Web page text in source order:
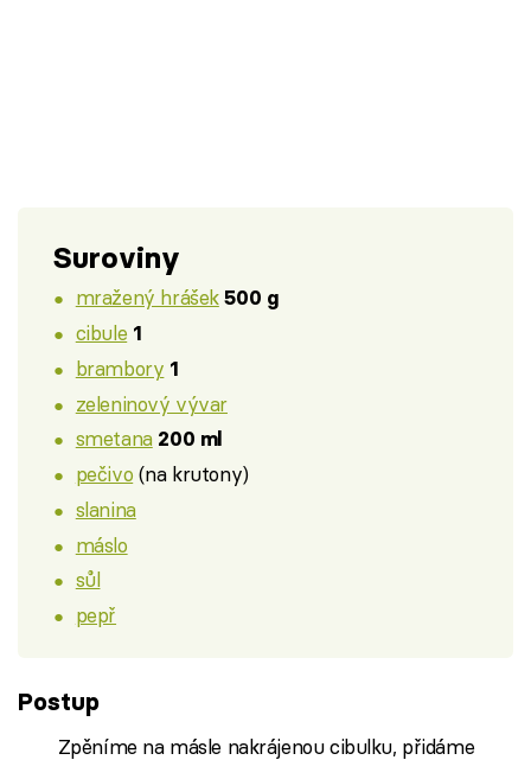
Suroviny
mražený hrášek 500 g
cibule 1
brambory 1
zeleninový vývar
smetana 200 ml
pečivo (na krutony)
slanina
máslo
sůl
pepř
Postup
Zpěníme na másle nakrájenou cibulku, přidáme